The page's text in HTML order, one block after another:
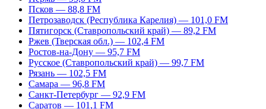
Псков — 88,8 FM
Петрозаводск (Республика Карелия) — 101,0 FM
Пятигорск (Ставропольский край) — 89,2 FM
Ржев (Тверская обл.) — 102,4 FM
Ростов-на-Дону — 95,7 FM
Русское (Ставропольский край) — 99,7 FM
Рязань — 102,5 FM
Самара — 96,8 FM
Санкт-Петербург — 92,9 FM
Саратов — 101,1 FM